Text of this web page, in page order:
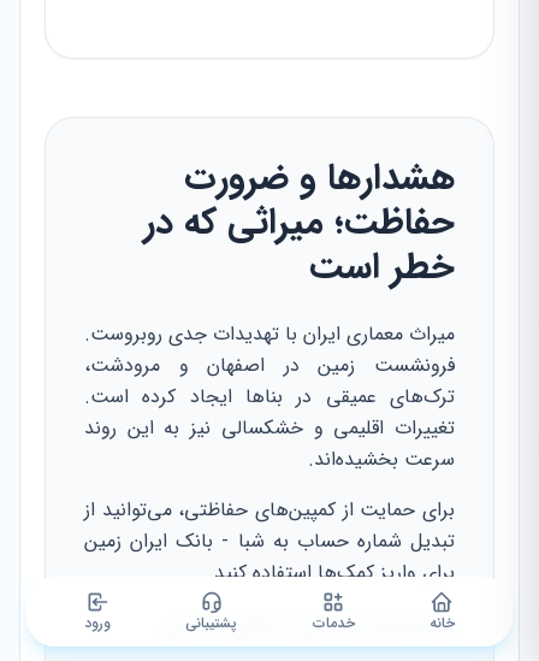
هشدارها و ضرورت
حفاظت؛ میراثی که در
خطر است
میراث معماری ایران با تهدیدات جدی روبروست.
فرونشست زمین در اصفهان و مرودشت،
ترک‌های عمیقی در بناها ایجاد کرده است.
تغییرات اقلیمی و خشکسالی نیز به این روند
سرعت بخشیده‌اند.
برای حمایت از کمپین‌های حفاظتی، می‌توانید از
تبدیل شماره حساب به شبا - بانک ایران زمین
برای واریز کمک‌ها استفاده کنید.
وندالیسم و تخریب‌های انسانی
خانه خدمات پشتیبانی ورود